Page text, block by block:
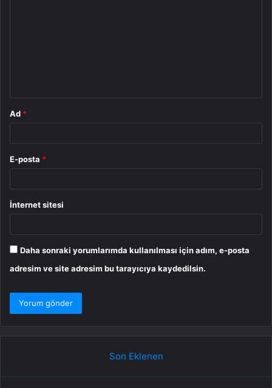
Ad *
E-posta *
İnternet sitesi
Daha sonraki yorumlarımda kullanılması için adım, e-posta
adresim ve site adresim bu tarayıcıya kaydedilsin.
Son Eklenen